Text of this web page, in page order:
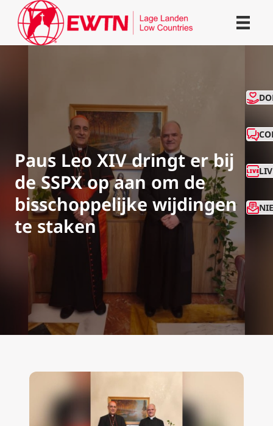
Paus Leo XIV dringt er bij
de SSPX op aan om de
bisschoppelijke wijdingen
te staken